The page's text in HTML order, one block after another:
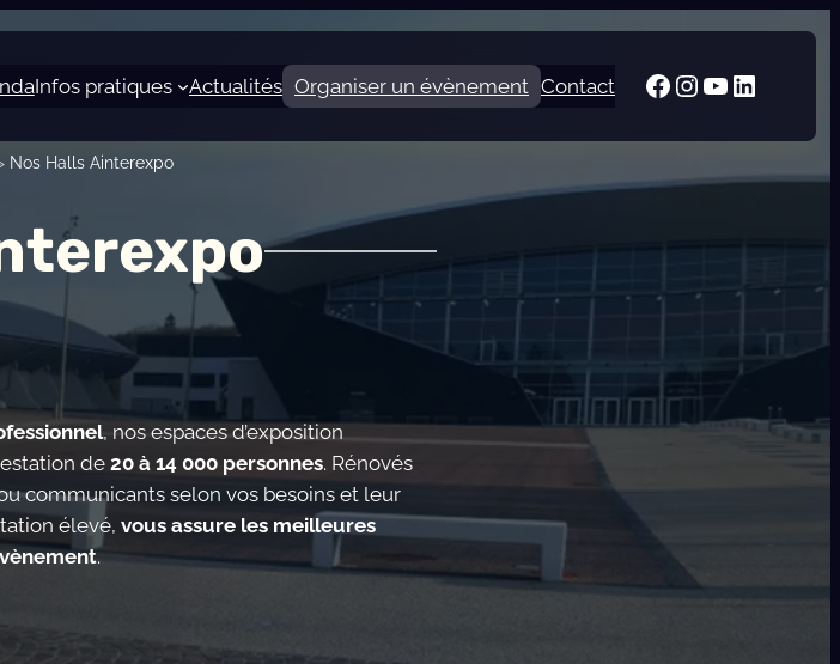
Infos pratiques Actualités Organiser un évènement Contact Facebook
Instagram
YouTube
LinkedIn
Nos Halls Ainterexpo
, nos espaces d’exposition
de 20 à 14 000 personnes. Rénovés
communicants selon vos besoins et leur
élevé, vous assure les meilleures
.